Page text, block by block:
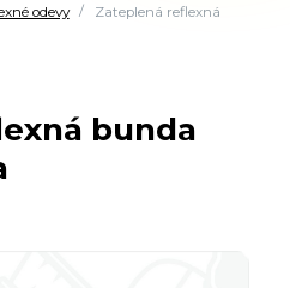
odevy
Zateplená reflexná
bunda